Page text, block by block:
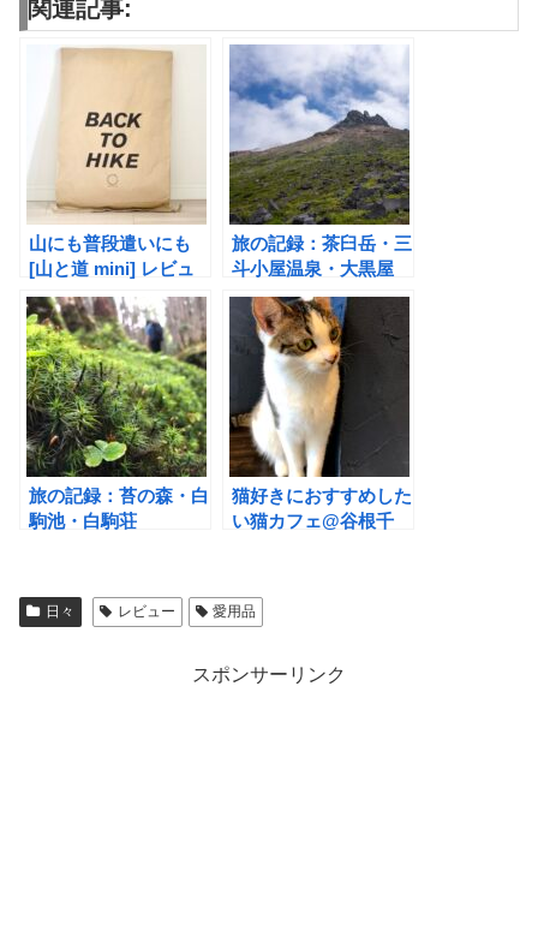
関連記事:
山にも普段遣いにも
[山と道 mini] レビュ
ー
旅の記録：茶臼岳・三
斗小屋温泉・大黒屋
旅の記録：苔の森・白
駒池・白駒荘
猫好きにおすすめした
い猫カフェ@谷根千
日々 レビュー 愛用品
スポンサーリンク